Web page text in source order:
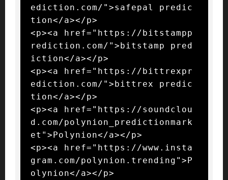
ediction.com/">safepal predic
tion</a></p>
<p><a href="https://bitstampp
rediction.com/">bitstamp pred
iction</a></p>
<p><a href="https://bittrexpr
ediction.com/">bittrex predic
tion</a></p>
<p><a href="https://soundclou
d.com/polynion_predictionmark
et">Polynion</a></p>
<p><a href="https://www.insta
gram.com/polynion.trending">P
olynion</a></p>